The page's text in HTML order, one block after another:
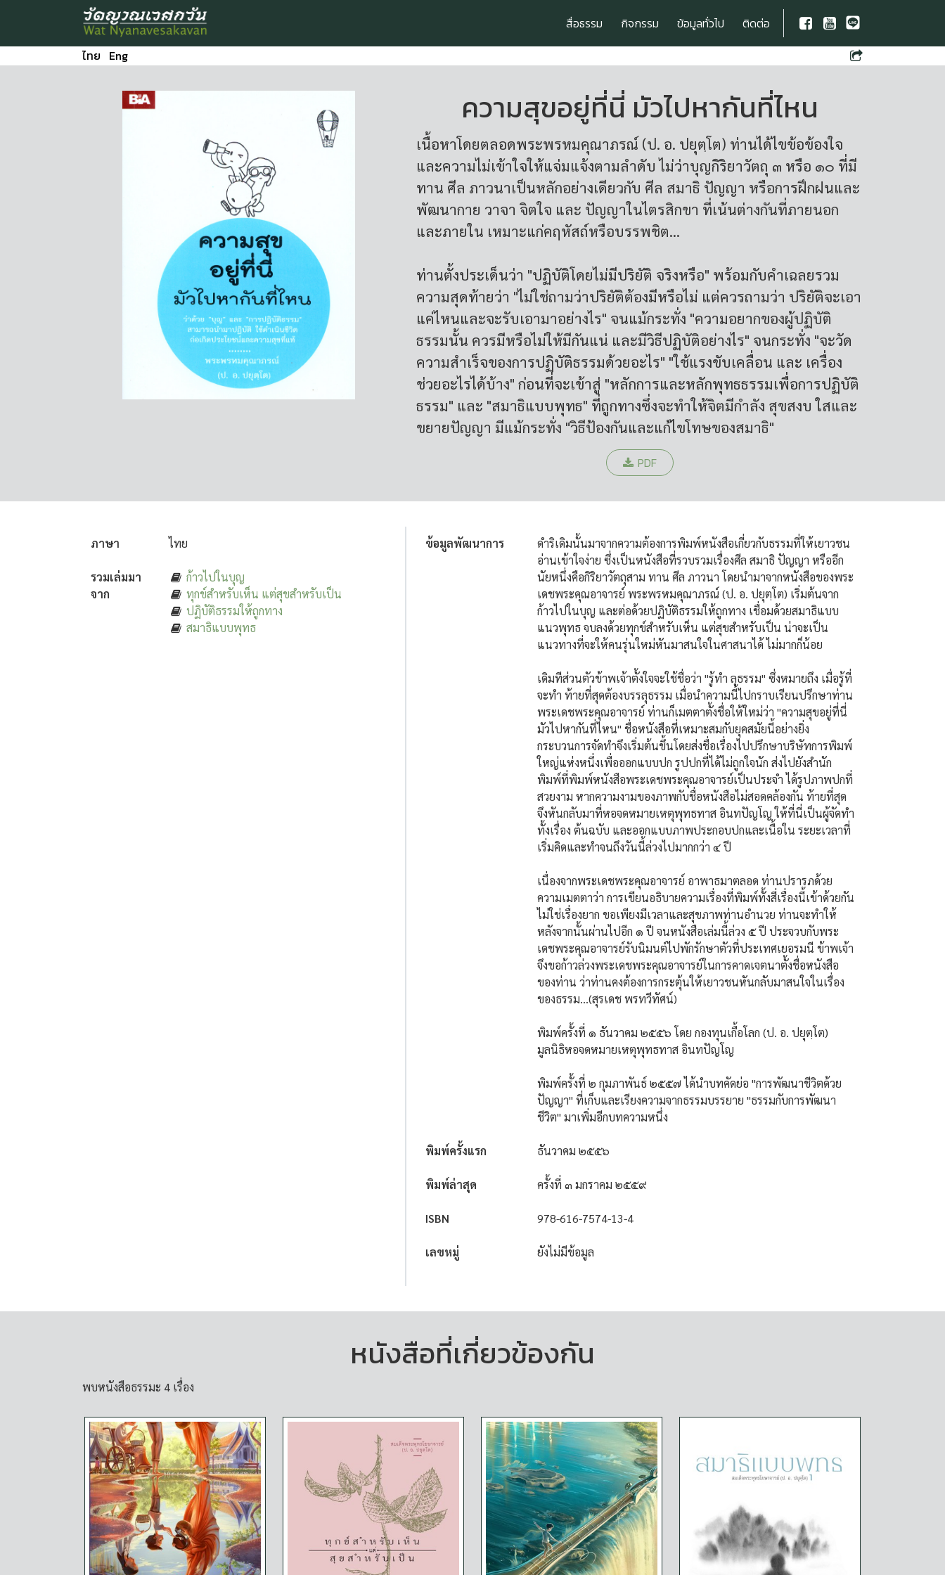
สื่อธรรม กิจกรรม ข้อมูลทั่วไป
ติดต่อ
ไทย Eng
ความสุขอยู่ที่นี่ มัวไปหากันที่ไหน
เนื้อหาโดยตลอดพระพรหมคุณาภรณ์ (ป. อ. ปยุตฺโต) ท่านได้ไขข้อข้องใจ
และความไม่เข้าใจให้แจ่มแจ้งตามลำดับ ไม่ว่าบุญกิริยาวัตถุ ๓ หรือ ๑๐ ที่มี
ทาน ศีล ภาวนาเป็นหลักอย่างเดียวกับ ศีล สมาธิ ปัญญา หรือการฝึกฝนและ
พัฒนากาย วาจา จิตใจ และ ปัญญาในไตรสิกขา ที่เน้นต่างกันที่ภายนอก
และภายใน เหมาะแก่คฤหัสถ์หรือบรรพชิต...
ท่านตั้งประเด็นว่า "ปฏิบัติโดยไม่มีปริยัติ จริงหรือ" พร้อมกับคำเฉลยรวม
ความสุดท้ายว่า "ไม่ใช่ถามว่าปริยัติต้องมีหรือไม่ แต่ควรถามว่า ปริยัติจะเอา
แค่ไหนและจะรับเอามาอย่างไร" จนแม้กระทั่ง "ความอยากของผู้ปฏิบัติ
ธรรมนั้น ควรมีหรือไม่ให้มีกันแน่ และมีวิธีปฏิบัติอย่างไร" จนกระทั่ง "จะวัด
ความสำเร็จของการปฏิบัติธรรมด้วยอะไร" "ใช้แรงขับเคลื่อน และ เครื่อง
ช่วยอะไรได้บ้าง" ก่อนที่จะเข้าสู่ "หลักการและหลักพุทธธรรมเพื่อการปฏิบัติ
ธรรม" และ "สมาธิแบบพุทธ" ที่ถูกทางซึ่งจะทำให้จิตมีกำลัง สุขสงบ ใสและ
ขยายปัญญา มีแม้กระทั่ง "วิธีป้องกันและแก้ไขโทษของสมาธิ"
PDF
ภาษา ไทย
รวมเล่มมา
จาก
ก้าวไปในบุญ
ทุกข์สำหรับเห็น แต่สุขสำหรับเป็น
ปฏิบัติธรรมให้ถูกทาง
สมาธิแบบพุทธ
ข้อมูลพัฒนาการ
ดำริเดิมนั้นมาจากความต้องการพิมพ์หนังสือเกี่ยวกับธรรมที่ให้เยาวชน
อ่านเข้าใจง่าย ซึ่งเป็นหนังสือที่รวบรวมเรื่องศีล สมาธิ ปัญญา หรืออีก
นัยหนึ่งคือกิริยาวัตถุสาม ทาน ศีล ภาวนา โดยนำมาจากหนังสือของพระ
เดชพระคุณอาจารย์ พระพรหมคุณาภรณ์ (ป. อ. ปยุตฺโต) เริ่มต้นจาก
ก้าวไปในบุญ และต่อด้วยปฏิบัติธรรมให้ถูกทาง เชื่อมด้วยสมาธิแบบ
แนวพุทธ จบลงด้วยทุกข์สำหรับเห็น แต่สุขสำหรับเป็น น่าจะเป็น
แนวทางที่จะให้คนรุ่นใหม่หันมาสนใจในศาสนาได้ ไม่มากก็น้อย
เดิมทีส่วนตัวข้าพเจ้าตั้งใจจะใช้ชื่อว่า "รู้ทำ ลุธรรม" ซึ่งหมายถึง เมื่อรู้ที่
จะทำ ท้ายที่สุดต้องบรรลุธรรม เมื่อนำความนี้ไปกราบเรียนปรึกษาท่าน
พระเดชพระคุณอาจารย์ ท่านก็เมตตาตั้งชื่อให้ใหม่ว่า "ความสุขอยู่ที่นี่
มัวไปหากันที่ไหน" ชื่อหนังสือที่เหมาะสมกับยุคสมัยนี้อย่างยิ่ง
กระบวนการจัดทำจึงเริ่มต้นขึ้นโดยส่งชื่อเรื่องไปปรึกษาบริษัทการพิมพ์
ใหญ่แห่งหนึ่งเพื่อออกแบบปก รูปปกที่ได้ไม่ถูกใจนัก ส่งไปยังสำนัก
พิมพ์ที่พิมพ์หนังสือพระเดชพระคุณอาจารย์เป็นประจำ ได้รูปภาพปกที่
สวยงาม หากความงามของภาพกับชื่อหนังสือไม่สอดคล้องกัน ท้ายที่สุด
จึงหันกลับมาที่หอจดหมายเหตุพุทธทาส อินทปัญโญ ให้ที่นี่เป็นผู้จัดทำ
ทั้งเรื่อง ต้นฉบับ และออกแบบภาพประกอบปกและเนื้อใน ระยะเวลาที่
เริ่มคิดและทำจนถึงวันนี้ล่วงไปมากกว่า ๔ ปี
เนื่องจากพระเดชพระคุณอาจารย์ อาพาธมาตลอด ท่านปรารภด้วย
ความเมตตาว่า การเขียนอธิบายความเรื่องที่พิมพ์ทั้งสี่เรื่องนี้เข้าด้วยกัน
ไม่ใช่เรื่องยาก ขอเพียงมีเวลาและสุขภาพท่านอำนวย ท่านจะทำให้
หลังจากนั้นผ่านไปอีก ๑ ปี จนหนังสือเล่มนี้ล่วง ๕ ปี ประจวบกับพระ
เดชพระคุณอาจารย์รับนิมนต์ไปพักรักษาตัวที่ประเทศเยอรมนี ข้าพเจ้า
จึงขอก้าวล่วงพระเดชพระคุณอาจารย์ในการคาดเจตนาตั้งชื่อหนังสือ
ของท่าน ว่าท่านคงต้องการกระตุ้นให้เยาวชนหันกลับมาสนใจในเรื่อง
ของธรรม...(สุรเดช พรทวีทัศน์)
พิมพ์ครั้งที่ ๑ ธันวาคม ๒๕๕๖ โดย กองทุนเกื้อโลก (ป. อ. ปยุตฺโต)
มูลนิธิหอจดหมายเหตุพุทธทาส อินทปัญโญ
พิมพ์ครั้งที่ ๒ กุมภาพันธ์ ๒๕๕๗ ได้นำบทคัดย่อ "การพัฒนาชีวิตด้วย
ปัญญา" ที่เก็บและเรียงความจากธรรมบรรยาย "ธรรมกับการพัฒนา
ชีวิต" มาเพิ่มอีกบทความหนึ่ง
พิมพ์ครั้งแรก ธันวาคม ๒๕๕๖
พิมพ์ล่าสุด ครั้งที่ ๓ มกราคม ๒๕๕๙
ISBN 978-616-7574-13-4
เลขหมู่ ยังไม่มีข้อมูล
หนังสือที่เกี่ยวข้องกัน
พบหนังสือธรรมะ 4 เรื่อง